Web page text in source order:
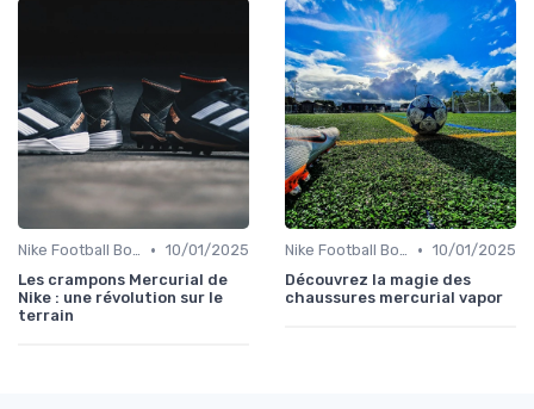
Nike Football Boots • 10/01/2025
Les crampons Mercurial de
Nike : une révolution sur le
terrain
Nike Football Boots • 10/01/2025
Découvrez la magie des
chaussures mercurial vapor